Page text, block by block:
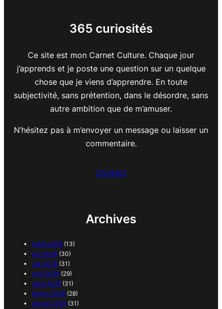
365 curiosités
Ce site est mon Carnet Culture. Chaque jour
j’apprends et je poste une question sur un quelque
chose que je viens d’apprendre. En toute
subjectivité, sans prétention, dans le désordre, sans
autre ambition que de m’amuser.
N’hésitez pas à m’envoyer un message ou laisser un
commentaire.
Contact
Archives
juillet 2026 (13)
juin 2026 (30)
mai 2026 (31)
avril 2026 (29)
mars 2026 (31)
février 2026 (28)
janvier 2026 (31)